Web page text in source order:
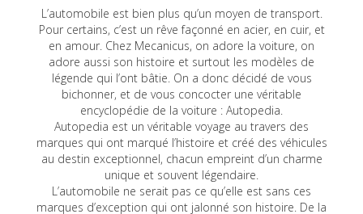
L’automobile est bien plus qu’un moyen de transport.
Pour certains, c’est un rêve façonné en acier, en cuir, et
en amour. Chez Mecanicus, on adore la voiture, on
adore aussi son histoire et surtout les modèles de
légende qui l’ont bâtie. On a donc décidé de vous
bichonner, et de vous concocter une véritable
encyclopédie de la voiture : Autopedia.
Autopedia est un véritable voyage au travers des
marques qui ont marqué l’histoire et créé des véhicules
au destin exceptionnel, chacun empreint d’un charme
unique et souvent légendaire.
L’automobile ne serait pas ce qu’elle est sans ces
marques d’exception qui ont jalonné son histoire. De la